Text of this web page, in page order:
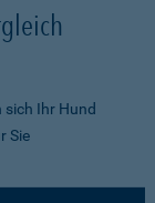
sich Ihr Hund
Sie